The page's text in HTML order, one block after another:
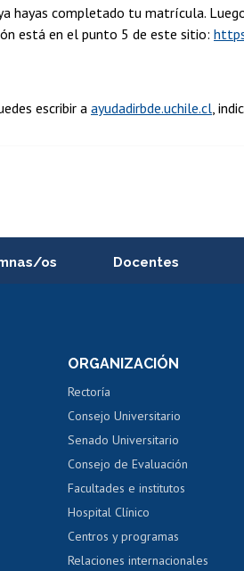
hayas completado tu matrícula.
está en el punto 5 de este sitio:
escribir a ayudadirbde.uchile.cl ,
os Docentes
Perfeccionamiento
Evaluación docente
Calificación académica
Postulación al AUCAI
tecnológica Tarjeta TUI
ORGANIZACIÓN
Rectoría
Consejo Universitario
Senado Universitario
Consejo de Evaluación
Facultades e institutos
Hospital Clínico
Centros y programas
Relaciones internacionales